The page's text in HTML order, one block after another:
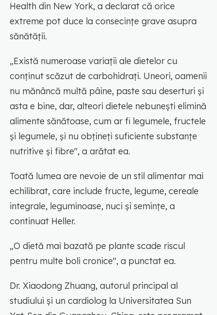
Health din New York, a declarat că orice
extreme pot duce la consecințe grave asupra
sănătății.
„Există numeroase variații ale dietelor cu
conținut scăzut de carbohidrați. Uneori, oamenii
nu mănâncă multă pâine, paste sau deserturi și
asta e bine, dar, alteori dietele nebunești elimină
alimente sănătoase, cum ar fi legumele, fructele
și legumele, și nu obțineți suficiente substanțe
nutritive și fibre", a arătat ea.
Toată lumea are nevoie de un stil alimentar mai
echilibrat, care include fructe, legume, cereale
integrale, leguminoase, nuci și semințe, a
continuat Heller.
„O dietă mai bazată pe plante scade riscul
pentru multe boli cronice", a punctat ea.
Dr. Xiaodong Zhuang, autorul principal al
studiului și un cardiolog la Universitatea Sun